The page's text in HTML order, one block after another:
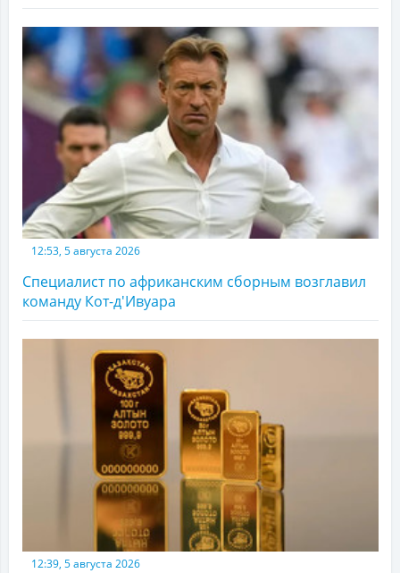
12:53, 5 августа 2026
Специалист по африканским сборным возглавил
команду Кот-д'Ивуара
12:39, 5 августа 2026